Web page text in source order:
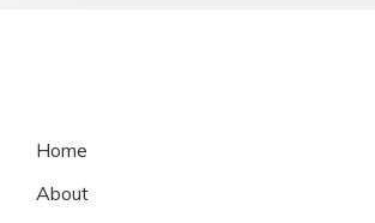
Home
About